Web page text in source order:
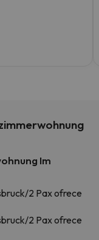
Im
2 Pax ofrece
2 Pax ofrece